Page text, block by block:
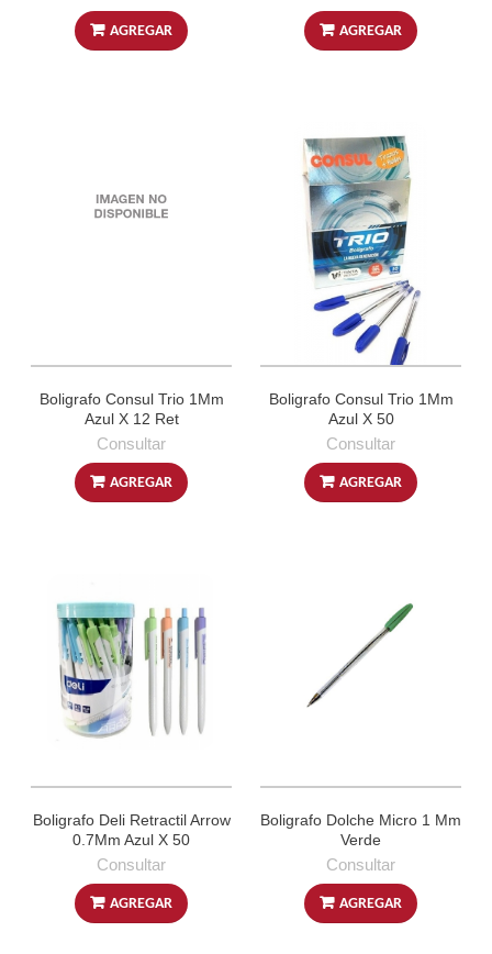
AGREGAR AGREGAR
Boligrafo Consul Trio 1Mm
Azul X 12 Ret
Consultar
AGREGAR
Boligrafo Consul Trio 1Mm
Azul X 50
Consultar
AGREGAR
Boligrafo Deli Retractil Arrow
0.7Mm Azul X 50
Consultar
AGREGAR
Boligrafo Dolche Micro 1 Mm
Verde
Consultar
AGREGAR